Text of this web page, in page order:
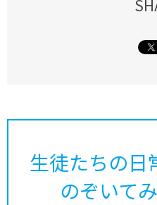
生徒たちの日
のぞいて